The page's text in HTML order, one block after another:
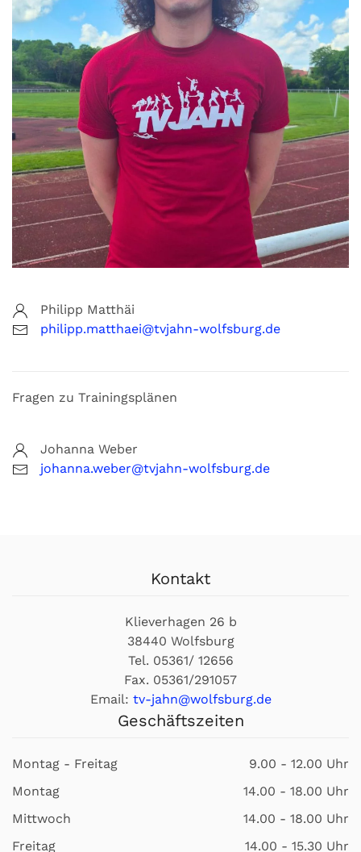
Philipp Matthäi
philipp.matthaei@tvjahn-wolfsburg.de
Fragen zu Trainingsplänen
Johanna Weber
johanna.weber@tvjahn-wolfsburg.de
Kontakt
Klieverhagen 26 b
38440 Wolfsburg
Tel. 05361/ 12656
Fax. 05361/291057
Email: tv-jahn@wolfsburg.de
Geschäftszeiten
Montag - Freitag
9.00 - 12.00 Uhr
Montag
14.00 - 18.00 Uhr
Mittwoch
14.00 - 18.00 Uhr
Freitag
14.00 - 15.30 Uhr